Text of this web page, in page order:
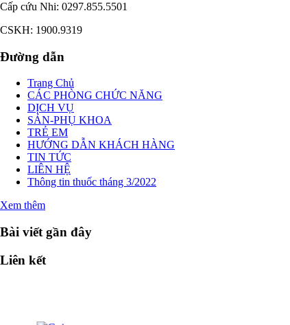
Cấp cứu Nhi: 0297.855.5501
CSKH: 1900.9319
Đường dẫn
Trang Chủ
CÁC PHÒNG CHỨC NĂNG
DỊCH VỤ
SẢN-PHỤ KHOA
TRẺ EM
HƯỚNG DẪN KHÁCH HÀNG
TIN TỨC
LIÊN HỆ
Thông tin thuốc tháng 3/2022
Xem thêm
Bài viết gần đây
Liên kết